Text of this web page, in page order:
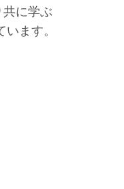
に学ぶ
ます。